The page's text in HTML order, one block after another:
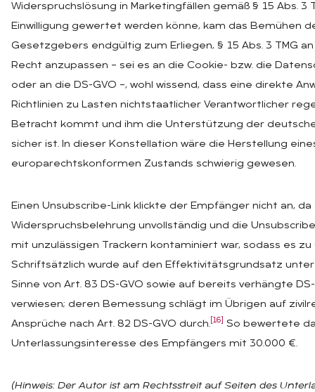
Widerspruchslösung in Marketingfällen gemäß § 15 Abs. 3
Einwilligung gewertet werden könne, kam das Bemühen
Gesetzgebers endgültig zum Erliegen, § 15 Abs. 3 TMG
Recht anzupassen – sei es an die Cookie- bzw. die
oder an die DS-GVO –, wohl wissend, dass eine direkte
Richtlinien zu Lasten nichtstaatlicher Verantwortlicher
Betracht kommt und ihm die Unterstützung der
sicher ist. In dieser Konstellation wäre die Herstellung
europarechtskonformen Zustands schwierig gewesen.
Einen Unsubscribe-Link klickte der Empfänger nicht an, da
Widerspruchsbelehrung unvollständig und die
mit unzulässigen Trackern kontaminiert war, sodass es zu
Schriftsätzlich wurde auf den Effektivitätsgrundsatz
Sinne von Art. 83 DS-GVO sowie auf bereits verhängte
verwiesen; deren Bemessung schlägt im Übrigen auf
Ansprüche nach Art. 82 DS-GVO durch. [16]
So bewertete
Unterlassungsinteresse des Empfängers mit 30.000 €.
(Hinweis: Der Autor ist am Rechtsstreit auf Seiten des